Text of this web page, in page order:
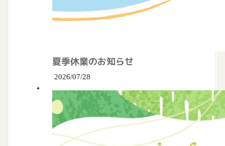
夏季休業のお知らせ
2026/07/28